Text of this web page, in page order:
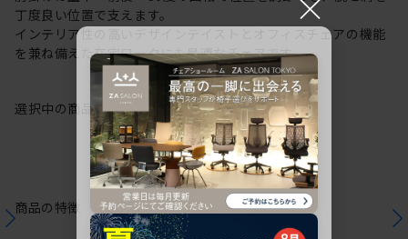
丁度良い位置で支えます。
インテリア性の高いデザインテイストとオフィスチェアの機能
を兼ね備えた在宅ワークにも最適なチェアです。
選択中の商品情報保証注意事項
商品の特徴